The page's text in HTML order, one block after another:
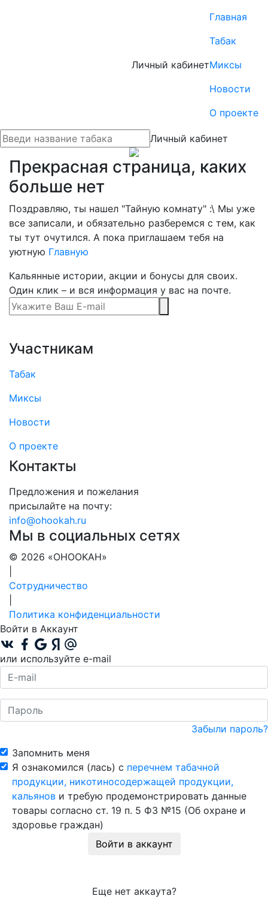
Личный кабинет
Главная
Табак
Миксы
Новости
О проекте
Личный кабинет
Прекрасная страница, каких
больше нет
Поздравляю, ты нашел "Тайную комнату" :\ Мы уже
все записали, и обязательно разберемся с тем, как
ты тут очутился. А пока приглашаем тебя на
уютную Главную
Кальянные истории, акции и бонусы для своих.
Один клик – и вся информация у вас на почте.
Участникам
Табак
Миксы
Новости
О проекте
Контакты
Предложения и пожелания
присылайте на почту:
info@ohookah.ru
Мы в социальных сетях
© 2026 «OHOOKAH»
Сотрудничество
Политика конфиденциальности
Войти в Аккаунт
или используйте e-mail
Забыли пароль?
Запомнить меня
Я ознакомился (лась) с перечнем табачной
продукции, никотиносодержащей продукции,
кальянов и требую продемонстрировать данные
товары согласно ст. 19 п. 5 ФЗ №15 (Об охране и
здоровье граждан)
Войти в аккаунт
Еще нет аккаута?